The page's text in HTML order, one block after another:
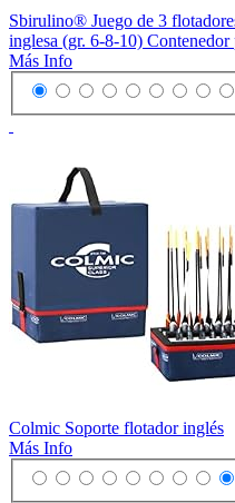
Sbirulino® Juego de 3
inglesa (gr. 6-8-10)
Más Info
Colmic Soporte flotador inglés
Más Info